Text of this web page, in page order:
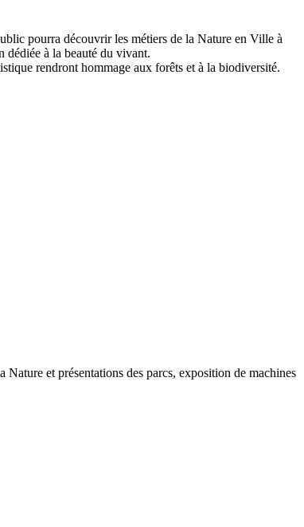
pourra découvrir les métiers de la Nature en Ville à
dédiée à la beauté du vivant.
rendront hommage aux forêts et à la biodiversité.
et présentations des parcs, exposition de machines